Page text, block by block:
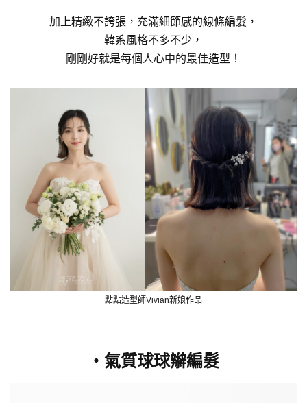
加上精緻不誇張，充滿細節感的線條編髮，
韓系風格不多不少，
剛剛好就是每個人心中的最佳造型！
點點造型師Vivian新娘作品
・氣質球球辮編髮